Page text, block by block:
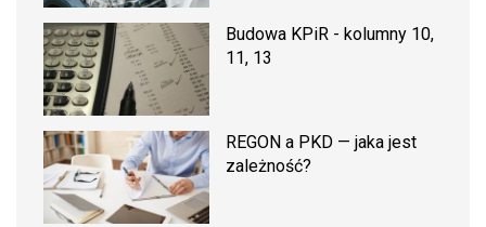
Budowa KPiR - kolumny 10,
11, 13
REGON a PKD — jaka jest
zależność?